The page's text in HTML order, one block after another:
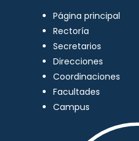
Página principal
Rectoría
Secretarios
Direcciones
Coordinaciones
Facultades
Campus